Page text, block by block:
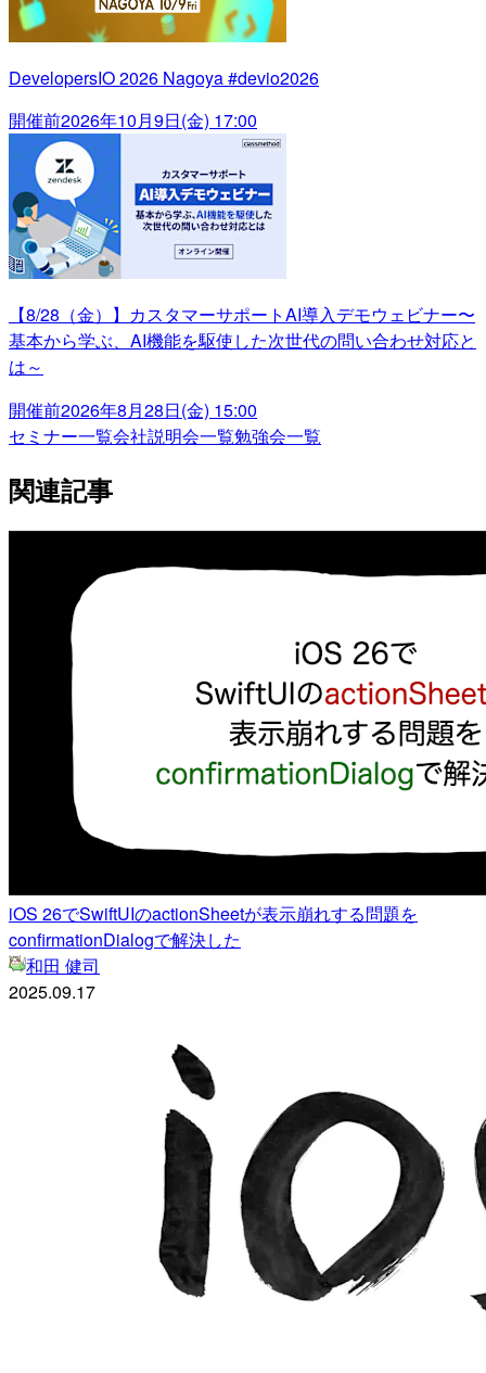
DevelopersIO 2026 Nagoya #devio2026
開催前2026年10月9日(金) 17:00
【8/28（金）】カスタマーサポートAI導入デモウェビナー〜
基本から学ぶ、AI機能を駆使した次世代の問い合わせ対応と
は～
開催前2026年8月28日(金) 15:00
セミナー一覧会社説明会一覧勉強会一覧
関連記事
iOS 26でSwiftUIのactionSheetが表示崩れする問題を
confirmationDialogで解決した
和田 健司
2025.09.17